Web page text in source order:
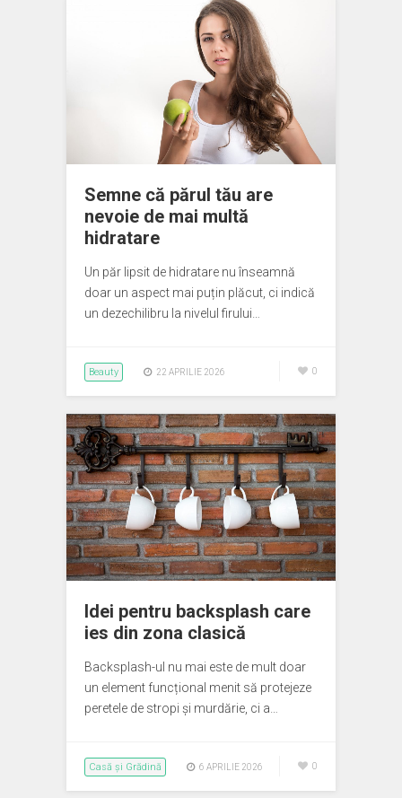
Semne că părul tău are
nevoie de mai multă
hidratare
Un păr lipsit de hidratare nu înseamnă
doar un aspect mai puțin plăcut, ci indică
un dezechilibru la nivelul firului…
Beauty 22 APRILIE 2026 0
Idei pentru backsplash care
ies din zona clasică
Backsplash-ul nu mai este de mult doar
un element funcțional menit să protejeze
peretele de stropi și murdărie, ci a…
Casă și Grădină 6 APRILIE 2026 0